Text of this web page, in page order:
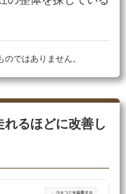
ではありません。
るほどに改善し